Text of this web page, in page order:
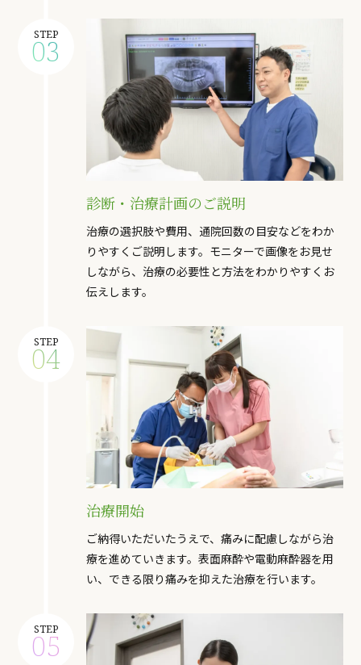
STEP
03
診断・治療計画のご説明
治療の選択肢や費用、通院回数の目安などをわか
りやすくご説明します。モニターで画像をお見せ
しながら、治療の必要性と方法をわかりやすくお
伝えします。
STEP
04
治療開始
ご納得いただいたうえで、痛みに配慮しながら治
療を進めていきます。表面麻酔や電動麻酔器を用
い、できる限り痛みを抑えた治療を行います。
STEP
05